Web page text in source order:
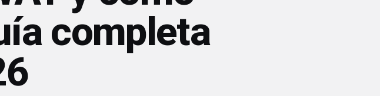
completa